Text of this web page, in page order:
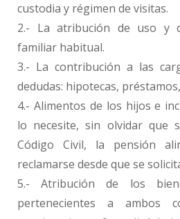
custodia y régimen de visitas.
2.- La atribución de uso y
familiar habitual.
3.- La contribución a las
dedudas: hipotecas,
4.- Alimentos de los hijos e
lo necesite, sin olvidar que
Código Civil, la pensión
reclamarse desde que se
5.- Atribución de los
pertenecientes a ambos